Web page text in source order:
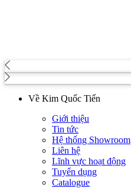
Về Kim Quốc Tiến
Giới thiệu
Tin tức
Hệ thống Showroom
Liên hệ
Lĩnh vực hoạt động
Tuyển dụng
Catalogue